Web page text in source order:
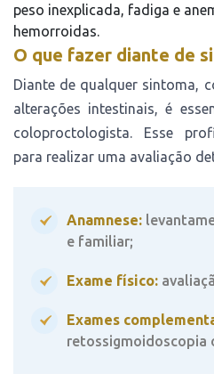
peso inexplicada, fadiga e
hemorroidas.
O que fazer diante de
Diante de qualquer sintoma,
alterações intestinais, é
coloproctologista. Esse
para realizar uma avaliação
Anamnese:
e familiar;
Exame físico:
Exames
retossigmoidoscopia